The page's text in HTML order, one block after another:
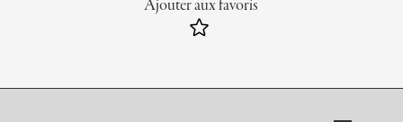
Ajouter aux favoris